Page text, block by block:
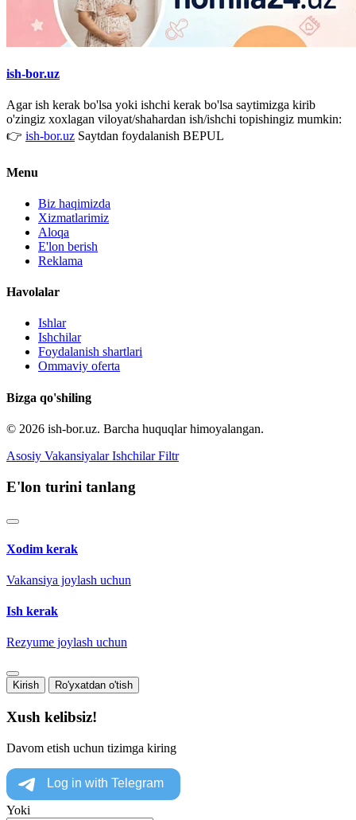
ish-bor.uz
Agar ish kerak bo'lsa yoki ishchi kerak bo'lsa saytimizga kirib
o'zingiz xoxlagan viloyat/shahardan ish/ishchi topishingiz mumkin:
👉 ish-bor.uz Saytdan foydalanish BEPUL
Menu
Biz haqimizda
Xizmatlarimiz
Aloqa
E'lon berish
Reklama
Havolalar
Ishlar
Ishchilar
Foydalanish shartlari
Ommaviy oferta
Bizga qo'shiling
© 2026 ish-bor.uz. Barcha huquqlar himoyalangan.
Asosiy Vakansiyalar Ishchilar Filtr
E'lon turini tanlang
Xodim kerak
Vakansiya joylash uchun
Ish kerak
Rezyume joylash uchun
Kirish Ro'yxatdan o'tish
Xush kelibsiz!
Davom etish uchun tizimga kiring
Yoki